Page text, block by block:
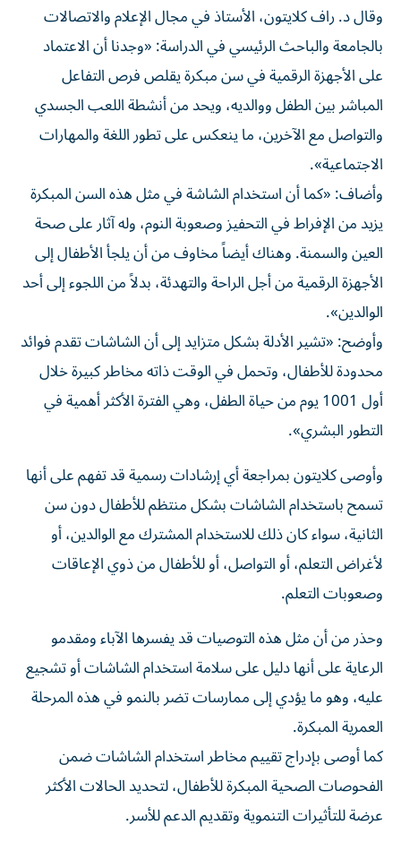
وقال د. راف كلايتون، الأستاذ في مجال الإعلام والاتصالات
بالجامعة والباحث الرئيسي في الدراسة: «وجدنا أن الاعتماد
على الأجهزة الرقمية في سن مبكرة يقلص فرص التفاعل
المباشر بين الطفل ووالديه، ويحد من أنشطة اللعب الجسدي
والتواصل مع الآخرين، ما ينعكس على تطور اللغة والمهارات
الاجتماعية».
وأضاف: «كما أن استخدام الشاشة في مثل هذه السن المبكرة
يزيد من الإفراط في التحفيز وصعوبة النوم، وله آثار على صحة
العين والسمنة. وهناك أيضاً مخاوف من أن يلجأ الأطفال إلى
الأجهزة الرقمية من أجل الراحة والتهدئة، بدلاً من اللجوء إلى أحد
الوالدين».
وأوضح: «تشير الأدلة بشكل متزايد إلى أن الشاشات تقدم فوائد
محدودة للأطفال، وتحمل في الوقت ذاته مخاطر كبيرة خلال
أول 1001 يوم من حياة الطفل، وهي الفترة الأكثر أهمية في
التطور البشري».
وأوصى كلايتون بمراجعة أي إرشادات رسمية قد تفهم على أنها
تسمح باستخدام الشاشات بشكل منتظم للأطفال دون سن
الثانية، سواء كان ذلك للاستخدام المشترك مع الوالدين، أو
لأغراض التعلم، أو التواصل، أو للأطفال من ذوي الإعاقات
وصعوبات التعلم.
وحذر من أن مثل هذه التوصيات قد يفسرها الآباء ومقدمو
الرعاية على أنها دليل على سلامة استخدام الشاشات أو تشجيع
عليه، وهو ما يؤدي إلى ممارسات تضر بالنمو في هذه المرحلة
العمرية المبكرة.
كما أوصى بإدراج تقييم مخاطر استخدام الشاشات ضمن
الفحوصات الصحية المبكرة للأطفال، لتحديد الحالات الأكثر
عرضة للتأثيرات التنموية وتقديم الدعم للأسر.